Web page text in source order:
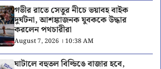
গভীর রাতে সেতুর নীচে ভয়াবহ বাইক
দুর্ঘটনা, আশঙ্কাজনক যুবককে উদ্ধার
করলেন পথচারীরা
August 7, 2026 । 10:38 AM
ঘাটালে বহুতল বিল্ডিঙে বাজার হবে,